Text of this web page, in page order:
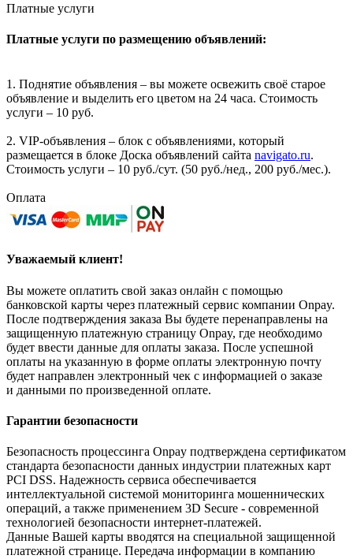
Платные услуги
Платные услуги по размещению объявлений:
1. Поднятие объявления – вы можете освежить своё старое
объявление и выделить его цветом на 24 часа. Стоимость
услуги – 10 руб.
2. VIP-объявления – блок с объявлениями, который
размещается в блоке Доска объявлений сайта navigato.ru.
Стоимость услуги – 10 руб./сут. (50 руб./нед., 200 руб./мес.).
Оплата
Уважаемый клиент!
Вы можете оплатить свой заказ онлайн с помощью
банковской карты через платежный сервис компании Onpay.
После подтверждения заказа Вы будете перенаправлены на
защищенную платежную страницу Onpay, где необходимо
будет ввести данные для оплаты заказа. После успешной
оплаты на указанную в форме оплаты электронную почту
будет направлен электронный чек с информацией о заказе
и данными по произведенной оплате.
Гарантии безопасности
Безопасность процессинга Onpay подтверждена сертификатом
стандарта безопасности данных индустрии платежных карт
PCI DSS. Надежность сервиса обеспечивается
интеллектуальной системой мониторинга мошеннических
операций, а также применением 3D Secure - современной
технологией безопасности интернет-платежей.
Данные Вашей карты вводятся на специальной защищенной
платежной странице. Передача информации в компанию